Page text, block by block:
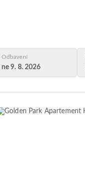
Odbavení
ne 9. 8. 2026